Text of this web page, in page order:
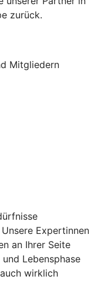
zurück.
Mitgliedern
Expertinnen
an Ihrer Seite
Lebensphase
wirklich